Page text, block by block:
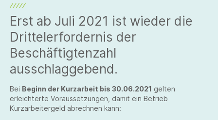
Erst ab Juli 2021 ist wieder die
Drittelerfordernis der
Beschäftigtenzahl
ausschlaggebend.
Bei Beginn der Kurzarbeit bis 30.06.2021 gelten
erleichterte Voraussetzungen, damit ein Betrieb
Kurzarbeitergeld abrechnen kann: